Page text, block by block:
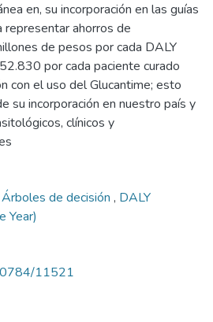
en, su incorporación en las guías
representar ahorros de
de pesos por cada DALY
por cada paciente curado
con el uso del Glucantime; esto
su incorporación en nuestro país y
clínicos y
Árboles de decisión , DALY
Year)
11521